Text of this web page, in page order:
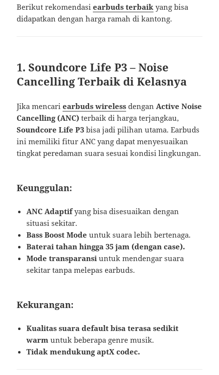
Berikut rekomendasiearbuds terbaik yang bisa
didapatkan dengan harga ramah di kantong.
1. Soundcore Life P3 – Noise
Cancelling Terbaik di Kelasnya
Jika mencariearbuds wireless denganActive Noise
Cancelling (ANC) terbaik di harga terjangkau,
Soundcore Life P3 bisa jadi pilihan utama. Earbuds
ini memiliki fitur ANC yang dapat menyesuaikan
tingkat peredaman suara sesuai kondisi lingkungan.
Keunggulan:
ANC Adaptifyang bisa disesuaikan dengan
situasi sekitar.
Bass Boost Mode untuk suara lebih bertenaga.
Baterai tahan hingga 35 jam (dengan case).
Mode transparansi untuk mendengar suara
sekitar tanpa melepas earbuds.
Kekurangan:
Kualitas suara default bisa terasa sedikit
warm untuk beberapa genre musik.
Tidak mendukung aptX codec.